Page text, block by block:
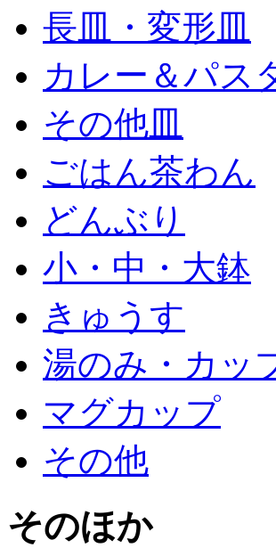
長皿・変形皿
カレー＆パス
その他皿
ごはん茶わん
どんぶり
小・中・大鉢
きゅうす
湯のみ・カッ
マグカップ
その他
そのほか